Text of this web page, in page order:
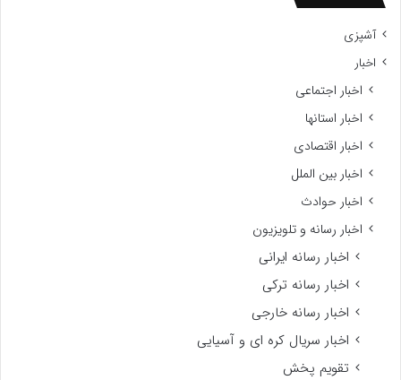
آشپزی
اخبار
اخبار اجتماعی
اخبار استانها
اخبار اقتصادی
اخبار بین الملل
اخبار حوادث
اخبار رسانه و تلویزیون
اخبار رسانه ایرانی
اخبار رسانه ترکی
اخبار رسانه خارجی
اخبار سریال کره ای و آسیایی
تقویم پخش